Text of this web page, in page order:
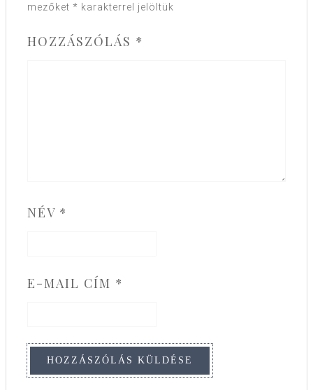
mezőket * karakterrel jelöltük
HOZZÁSZÓLÁS *
NÉV *
E-MAIL CÍM *